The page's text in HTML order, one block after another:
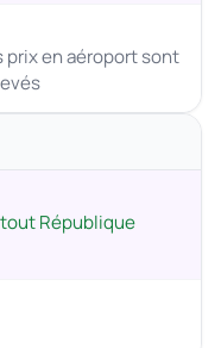
prix en aéroport sont
République